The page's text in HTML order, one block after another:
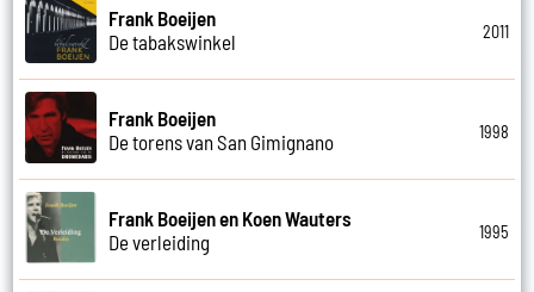
Frank Boeijen
De tabakswinkel
2011
Frank Boeijen
De torens van San Gimignano
1998
Frank Boeijen en Koen Wauters
De verleiding
1995